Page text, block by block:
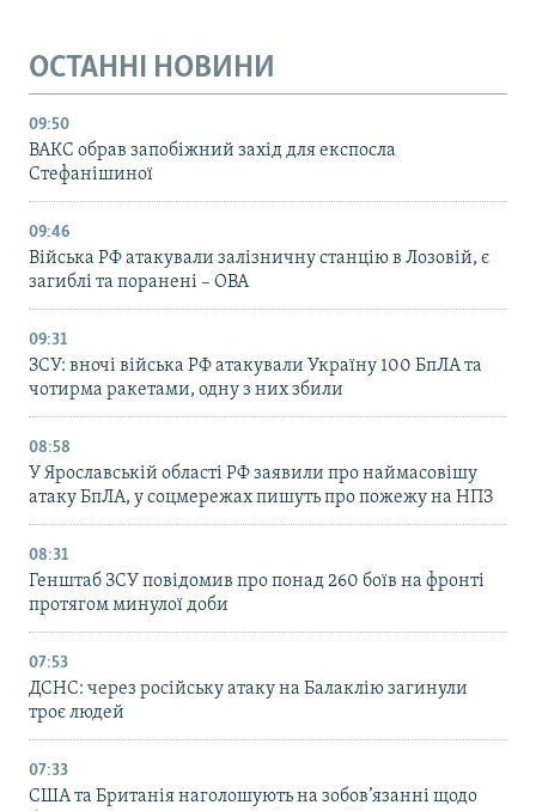
ОСТАННІ НОВИНИ
09:50
ВАКС обрав запобіжний захід для експосла
Стефанішиної
09:46
Війська РФ атакували залізничну станцію в Лозовій, є
загиблі та поранені – ОВА
09:31
ЗСУ: вночі війська РФ атакували Україну 100 БпЛА та
чотирма ракетами, одну з них збили
08:58
У Ярославській області РФ заявили про наймасовішу
атаку БпЛА, у соцмережах пишуть про пожежу на НПЗ
08:31
Генштаб ЗСУ повідомив про понад 260 боїв на фронті
протягом минулої доби
07:53
ДСНС: через російську атаку на Балаклію загинули
троє людей
07:33
США та Британія наголошують на зобов’язанні щодо